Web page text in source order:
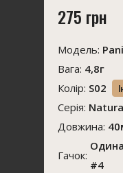
275 грн
Модель:
Вага: 4,8г
Колір: S02
Серія:
Довжина:
Гачок:
#4